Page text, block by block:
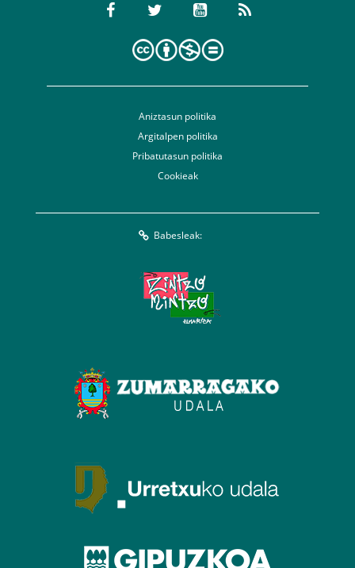
Aniztasun politika
Argitalpen politika
Pribatutasun politika
Cookieak
Babesleak: